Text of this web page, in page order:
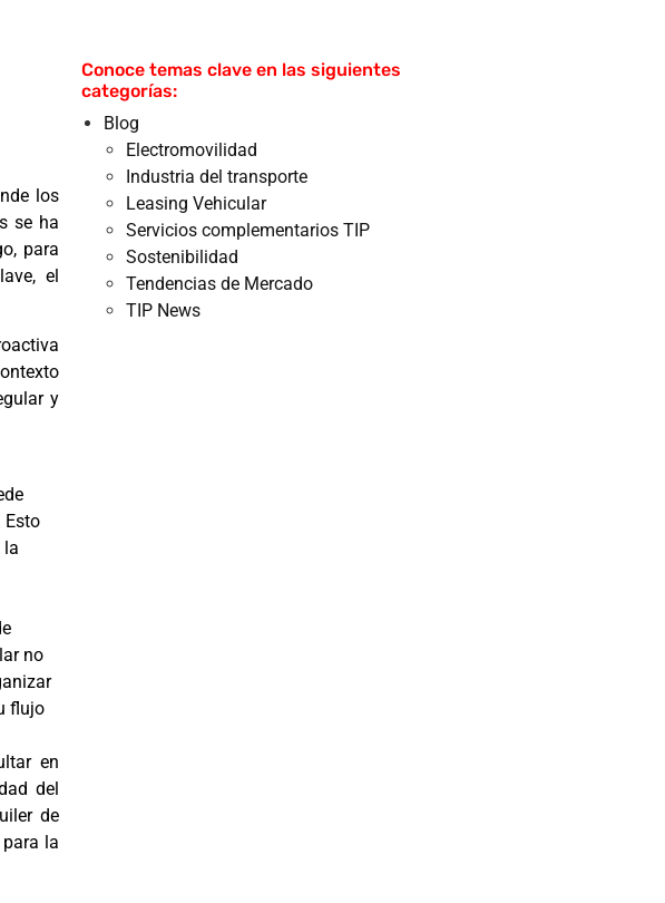
los
se ha
para
el
y
Esto
la
no
flujo
en
del
de
la
Conoce temas clave en las siguientes
categorías:
Blog
Electromovilidad
Industria del transporte
Leasing Vehicular
Servicios complementarios TIP
Sostenibilidad
Tendencias de Mercado
TIP News